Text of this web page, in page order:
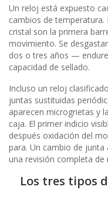
Un reloj está expuesto
cambios de
cristal son la primera
movimiento. Se
dos o tres años —
capacidad de sellado.
Incluso un reloj
juntas sustituidas
aparecen microgrietas y
caja. El primer indicio
después oxidación del
para. Un cambio de
una revisión completa
Los tres tipos